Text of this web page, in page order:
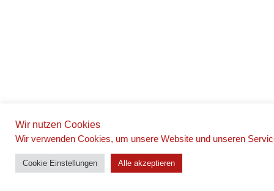
Wir nutzen Cookies
Wir verwenden Cookies, um unsere Website und unseren
Cookie Einstellungen Alle akzeptieren